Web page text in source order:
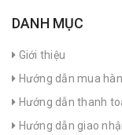
DANH MỤC
Giới thiệu
Hướng dẫn mua
Hướng dẫn thanh
Hướng dẫn giao